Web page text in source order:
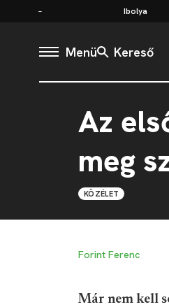
Ibolya
Menü Kereső
Az
meg
KÖZÉLET
Forint Ferenc
Már nem kell